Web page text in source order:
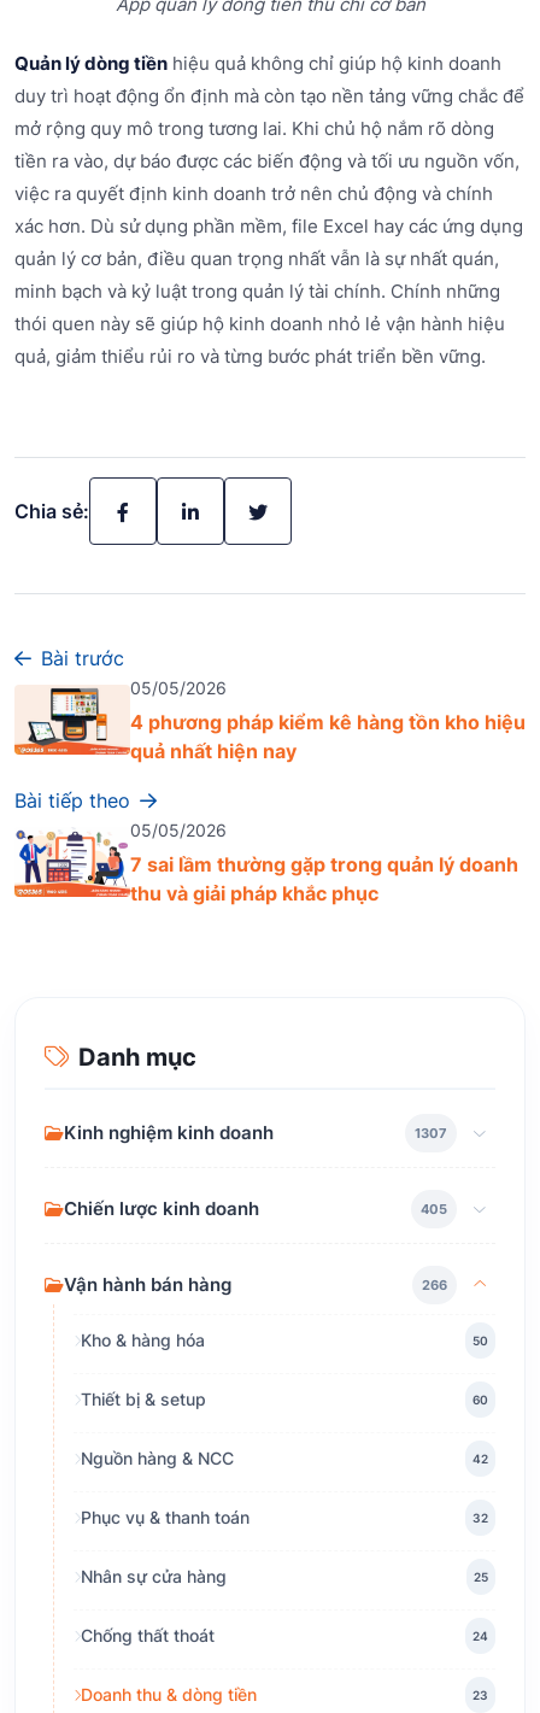
Quản lý dòng tiền hiệu quả không chỉ giúp hộ kinh doanh
duy trì hoạt động ổn định mà còn tạo nền tảng vững chắc để
mở rộng quy mô trong tương lai. Khi chủ hộ nắm rõ dòng
tiền ra vào, dự báo được các biến động và tối ưu nguồn vốn,
việc ra quyết định kinh doanh trở nên chủ động và chính
xác hơn. Dù sử dụng phần mềm, file Excel hay các ứng dụng
quản lý cơ bản, điều quan trọng nhất vẫn là sự nhất quán,
minh bạch và kỷ luật trong quản lý tài chính. Chính những
thói quen này sẽ giúp hộ kinh doanh nhỏ lẻ vận hành hiệu
quả, giảm thiểu rủi ro và từng bước phát triển bền vững.
Chia sẻ:
Bài trước
05/05/2026
4 phương pháp kiểm kê hàng tồn kho hiệu
quả nhất hiện nay
Bài tiếp theo
05/05/2026
7 sai lầm thường gặp trong quản lý doanh
thu và giải pháp khắc phục
Danh mục
Kinh nghiệm kinh doanh 1307
Chiến lược kinh doanh 405
Vận hành bán hàng 266
Kho & hàng hóa 50
Thiết bị & setup 60
Nguồn hàng & NCC 42
Phục vụ & thanh toán 32
Nhân sự cửa hàng 25
Chống thất thoát 24
Doanh thu & dòng tiền 23